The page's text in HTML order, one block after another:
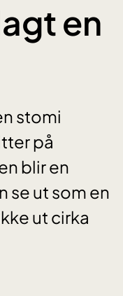
en
stomi
på
blir en
se ut som en
ut cirka